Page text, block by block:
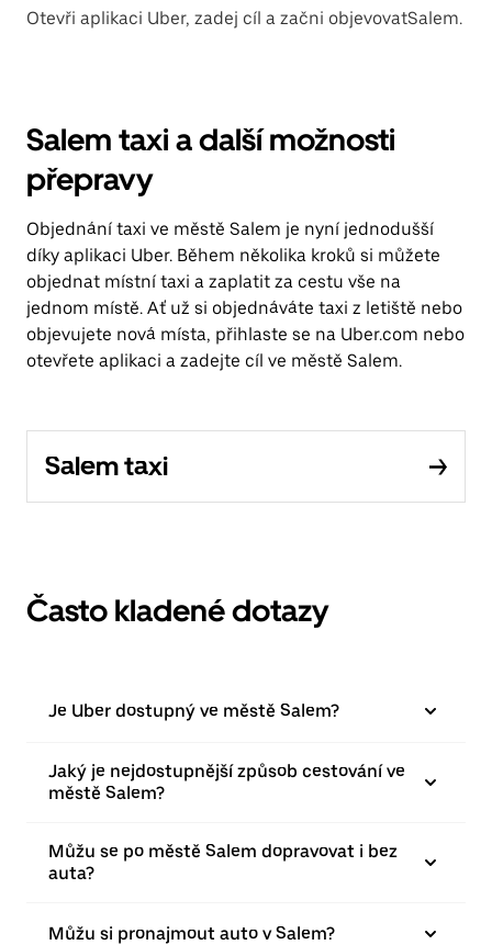
Otevři aplikaci Uber, zadej cíl a začni objevovatSalem.
Salem taxi a další možnosti
přepravy
Objednání taxi ve městě Salem je nyní jednodušší
díky aplikaci Uber. Během několika kroků si můžete
objednat místní taxi a zaplatit za cestu vše na
jednom místě. Ať už si objednáváte taxi z letiště nebo
objevujete nová místa, přihlaste se na Uber.com nebo
otevřete aplikaci a zadejte cíl ve městě Salem.
Salem taxi
Často kladené dotazy
Je Uber dostupný ve městě Salem?
Jaký je nejdostupnější způsob cestování ve
městě Salem?
Můžu se po městě Salem dopravovat i bez
auta?
Můžu si pronajmout auto v Salem?